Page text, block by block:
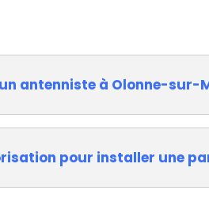
antenniste à Olonne-sur-
pour installer une